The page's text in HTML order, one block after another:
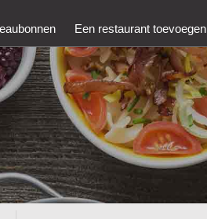
Een restaurant toevoegen